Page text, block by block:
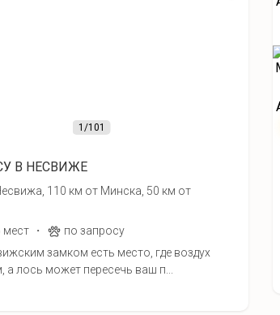
1 /101
В НЕСВИЖЕ
110 км от Минска, 50 км от
мест
·
по запросу
замком есть место, где воздух
а лось может пересечь ваш п...